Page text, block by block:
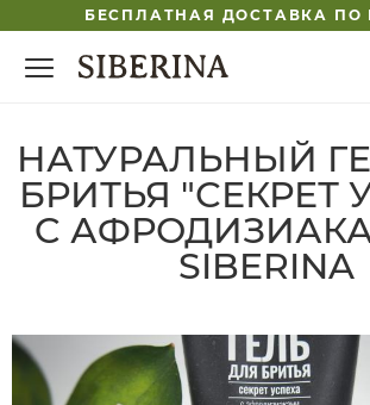
БЕСПЛАТНАЯ ДОСТАВКА ПО
НАТУРАЛЬНЫЙ
БРИТЬЯ "СЕКРЕТ
C
SIBERINA